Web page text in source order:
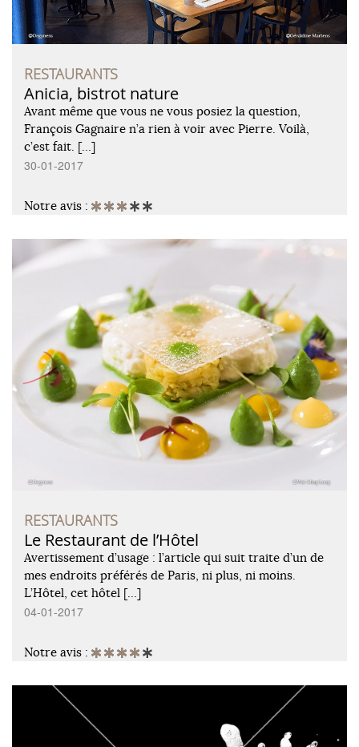
RESTAURANTS
Anicia, bistrot nature
Avant même que vous ne vous posiez la question,
François Gagnaire n’a rien à voir avec Pierre. Voilà,
c’est fait. […]
30-01-2017
Notre avis :
RESTAURANTS
Le Restaurant de l’Hôtel
Avertissement d’usage : l’article qui suit traite d’un de
mes endroits préférés de Paris, ni plus, ni moins.
L’Hôtel, cet hôtel […]
04-01-2017
Notre avis :